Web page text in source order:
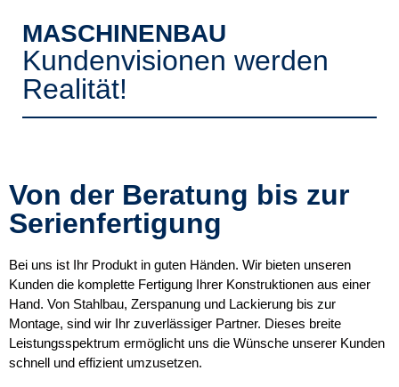
MASCHINENBAU
Kundenvisionen werden
Realität!
Von der Beratung bis zur
Serienfertigung
Bei uns ist Ihr Produkt in guten Händen. Wir bieten unseren
Kunden die komplette Fertigung Ihrer Konstruktionen aus einer
Hand. Von Stahlbau, Zerspanung und Lackierung bis zur
Montage, sind wir Ihr zuverlässiger Partner. Dieses breite
Leistungsspektrum ermöglicht uns die Wünsche unserer Kunden
schnell und effizient umzusetzen.